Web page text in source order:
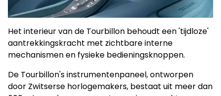
Het interieur van de Tourbillon behoudt een 'tijdloze'
aantrekkingskracht met zichtbare interne
mechanismen en fysieke bedieningsknoppen.
De Tourbillon's instrumentenpaneel, ontworpen
door Zwitserse horlogemakers, bestaat uit meer dan